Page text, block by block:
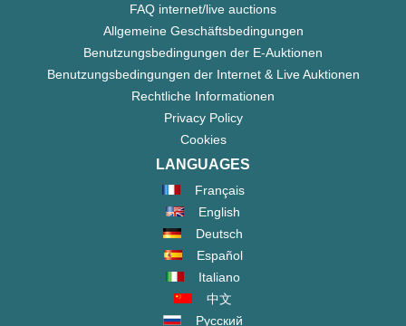
FAQ internet/live auctions
Allgemeine Geschäftsbedingungen
Benutzungsbedingungen der E-Auktionen
Benutzungsbedingungen der Internet & Live Auktionen
Rechtliche Informationen
Privacy Policy
Cookies
LANGUAGES
Français
English
Deutsch
Español
Italiano
中文
Русский